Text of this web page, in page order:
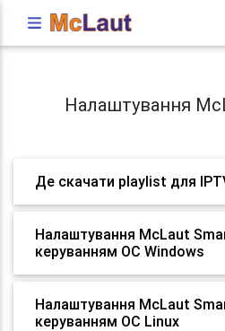
Налаштування
Де скачати playlist для
Налаштування McLaut
керуванням ОС Windows
Налаштування McLaut
керуванням ОС Linux